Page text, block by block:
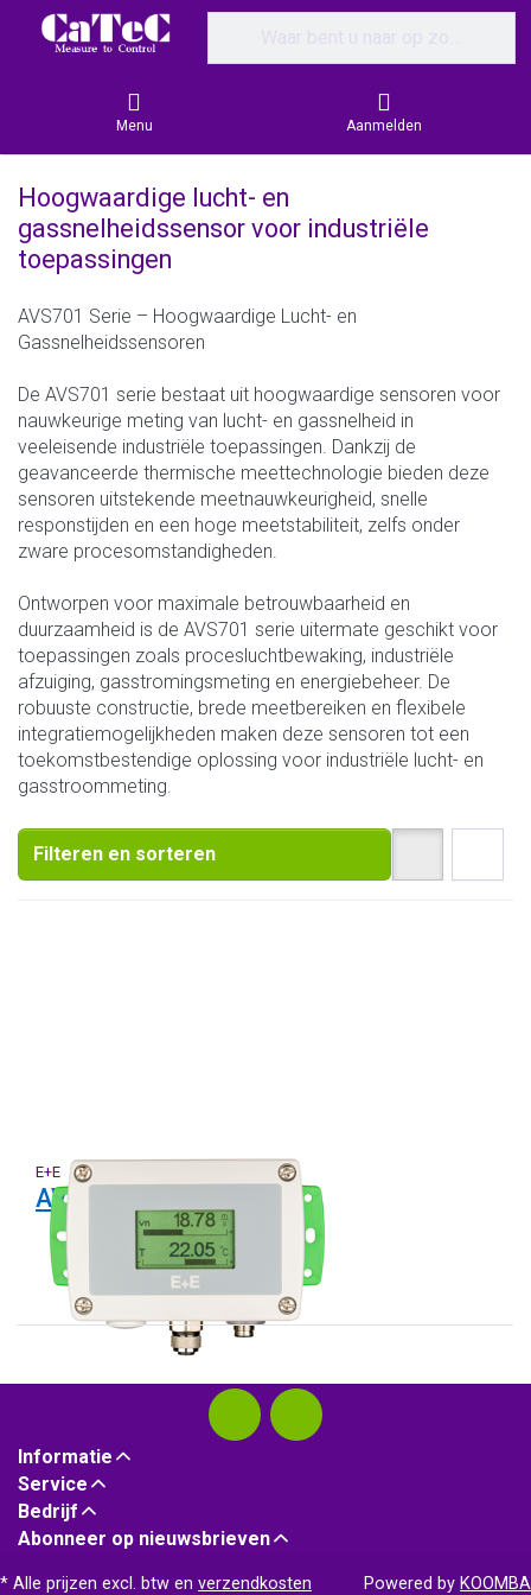
Menu Aanmelden
Hoogwaardige lucht- en
gassnelheidssensor voor industriële
toepassingen
AVS701 Serie – Hoogwaardige Lucht- en
Gassnelheidssensoren
De AVS701 serie bestaat uit hoogwaardige sensoren voor
nauwkeurige meting van lucht- en gassnelheid in
veeleisende industriële toepassingen. Dankzij de
geavanceerde thermische meettechnologie bieden deze
sensoren uitstekende meetnauwkeurigheid, snelle
responstijden en een hoge meetstabiliteit, zelfs onder
zware procesomstandigheden.
Ontworpen voor maximale betrouwbaarheid en
duurzaamheid is de AVS701 serie uitermate geschikt voor
toepassingen zoals procesluchtbewaking, industriële
afzuiging, gasstromingsmeting en energiebeheer. De
robuuste constructie, brede meetbereiken en flexibele
integratiemogelijkheden maken deze sensoren tot een
toekomstbestendige oplossing voor industriële lucht- en
gasstroommeting.
Filteren en sorteren
E+E
AVS701 serie
Informatie
Service
Bedrijf
Abonneer op nieuwsbrieven
* Alle prijzen excl. btw en verzendkosten Powered by KOOMBA